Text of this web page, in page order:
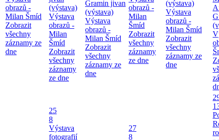
obrazů -
Milan Šmíd
Zobrazit
všechny
záznamy ze
dne
(výstava)
Výstava
obrazů -
Milan
Šmíd
Zobrazit
všechny
záznamy
ze dne
Gramin jivan
(výstava)
Výstava
obrazů -
Milan Šmíd
Zobrazit
všechny
záznamy ze
dne
obrazů -
Milan
Šmíd
Zobrazit
všechny
záznamy
ze dne
(výstava)
Výstava
obrazů -
Milan Šmíd
Zobrazit
všechny
záznamy ze
dne
25
8
Výstava
fotografií
27
8